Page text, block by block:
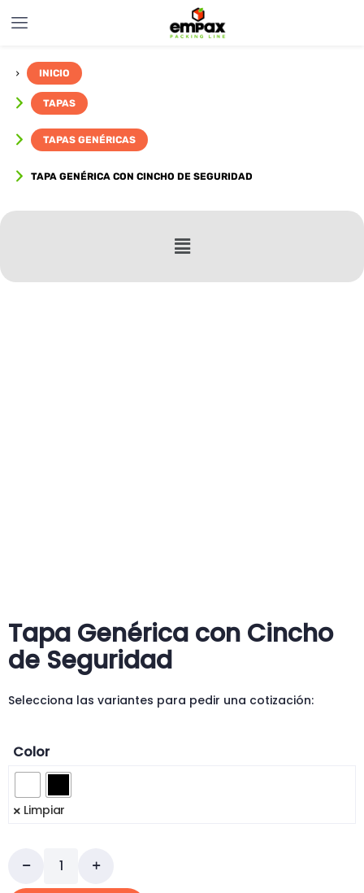
INICIO
TAPAS
TAPAS GENÉRICAS
TAPA GENÉRICA CON CINCHO DE SEGURIDAD
Tapa Genérica con Cincho
de Seguridad
Selecciona las variantes para pedir una cotización:
Color
Limpiar